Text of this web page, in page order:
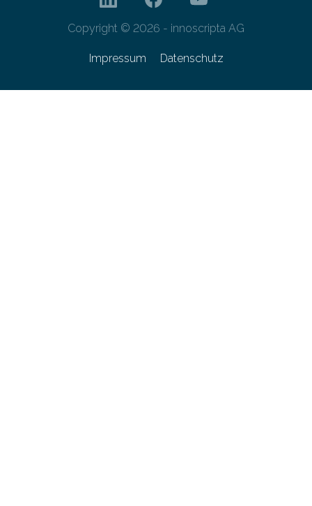
Copyright © 2026 - innoscripta AG
Impressum Datenschutz